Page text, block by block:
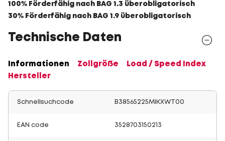
100% Förderfähig nach BAG 1.3 überobligatorisch
30% Förderfähig nach BAG 1.9 überobligatorisch
Technische Daten
Informationen Zollgröße
Load / Speed Index
Hersteller
Schnellsuchcode B38565225MIKXWT00
EAN code 3528703150213